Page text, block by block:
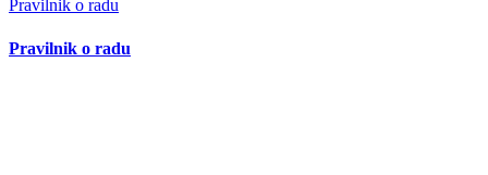
Pravilnik o radu
Pravilnik o radu